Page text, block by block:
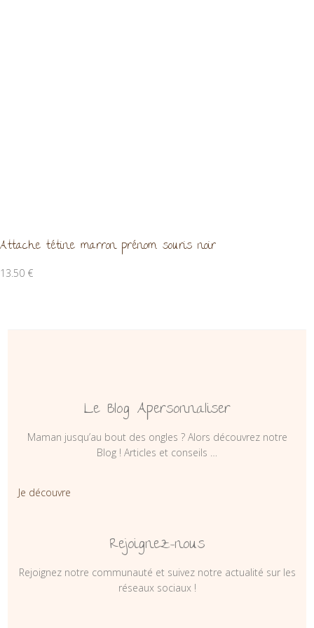
Attache tétine marron prénom souris noir
13.50 €
Le Blog Apersonnaliser
Maman jusqu’au bout des ongles ? Alors découvrez notre
Blog ! Articles et conseils …
Je découvre
Rejoignez-nous
Rejoignez notre communauté et suivez notre actualité sur les
réseaux sociaux !